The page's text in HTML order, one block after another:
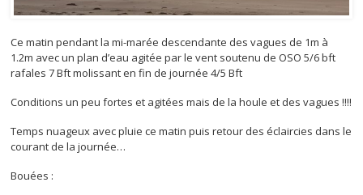
Ce matin pendant la mi-marée descendante des vagues de 1m à
1.2m avec un plan d’eau agitée par le vent soutenu de OSO 5/6 bft
rafales 7 Bft molissant en fin de journée 4/5 Bft
Conditions un peu fortes et agitées mais de la houle et des vagues !!!!
Temps nuageux avec pluie ce matin puis retour des éclaircies dans le
courant de la journée…
Bouées :